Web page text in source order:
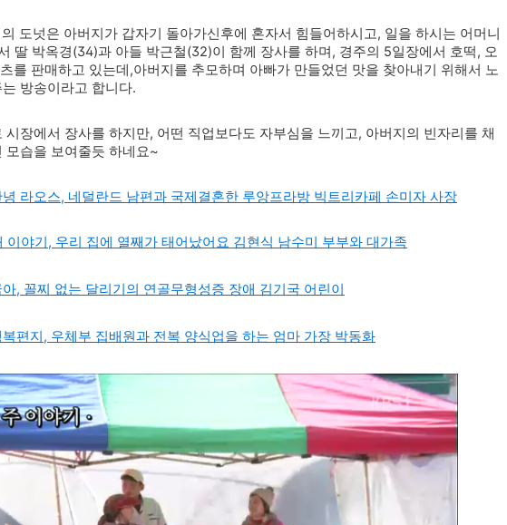
도넛은 아버지가 갑자기 돌아가신후에 혼자서 힘들어하시고, 일을 하시는 어머니
딸 박옥경(34)과 아들 박근철(32)이 함께 장사를 하며, 경주의 5일장에서 호떡, 오
를 판매하고 있는데,아버지를 추모하며 아빠가 만들었던 맛을 찾아내기 위해서 노
방송이라고 합니다.
시장에서 장사를 하지만, 어떤 직업보다도 자부심을 느끼고, 아버지의 빈자리를 채
모습을 보여줄듯 하네요~
라오스, 네덜란드 남편과 국제결혼한 루앙프라방 빅트리카페 손미자 사장
이야기, 우리 집에 열째가 태어났어요 김현식 남수미 부부와 대가족
, 꼴찌 없는 달리기의 연골무형성증 장애 김기국 어린이
편지, 우체부 집배원과 전복 양식업을 하는 엄마 가장 박동화